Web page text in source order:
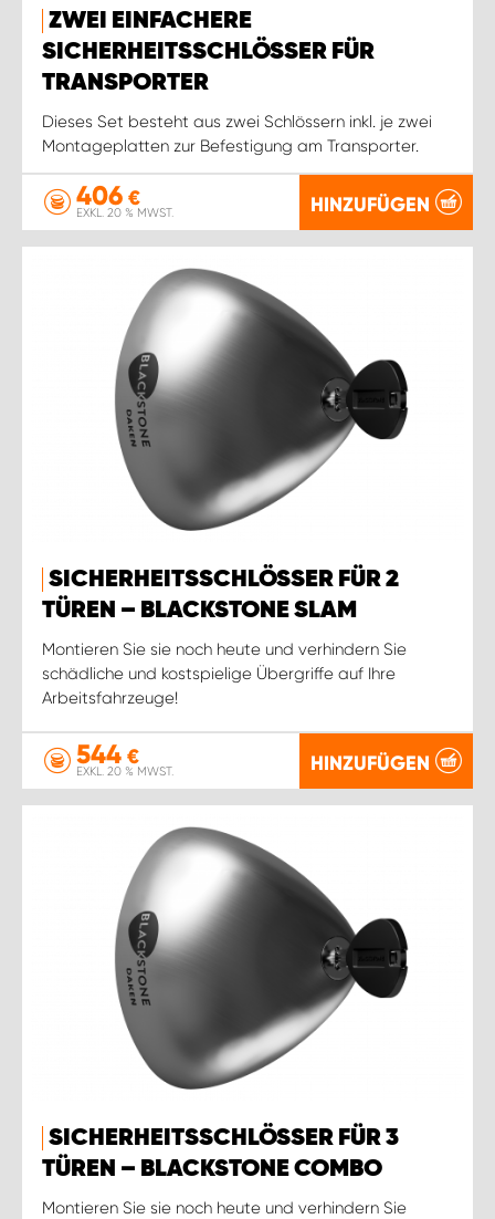
ZWEI EINFACHERE
SICHERHEITSSCHLÖSSER FÜR
TRANSPORTER
Dieses Set besteht aus zwei Schlössern inkl. je zwei
Montageplatten zur Befestigung am Transporter.
406 €
EXKL. 20 % MWST. HINZUFÜGEN
SICHERHEITSSCHLÖSSER FÜR 2
TÜREN – BLACKSTONE SLAM
Montieren Sie sie noch heute und verhindern Sie
schädliche und kostspielige Übergriffe auf Ihre
Arbeitsfahrzeuge!
544 €
EXKL. 20 % MWST. HINZUFÜGEN
SICHERHEITSSCHLÖSSER FÜR 3
TÜREN – BLACKSTONE COMBO
Montieren Sie sie noch heute und verhindern Sie